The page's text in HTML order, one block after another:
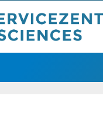
Kontakt